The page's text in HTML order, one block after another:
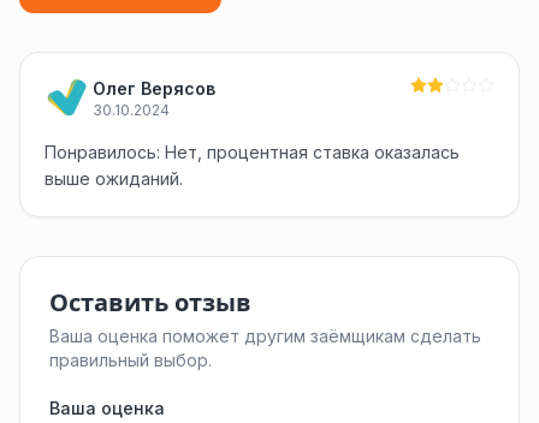
Олег Верясов
30.10.2024
Понравилось: Нет, процентная ставка оказалась
выше ожиданий.
Оставить отзыв
Ваша оценка поможет другим заёмщикам сделать
правильный выбор.
Ваша оценка